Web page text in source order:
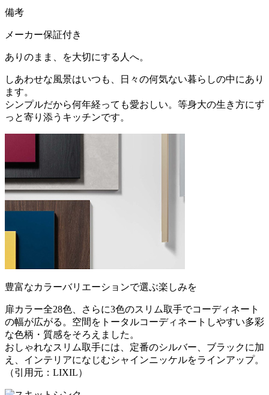
備考
メーカー保証付き
ありのまま、を大切にする人へ。
しあわせな風景はいつも、日々の何気ない暮らしの中にあり
ます。
シンプルだから何年経っても愛おしい。等身大の生き方にず
っと寄り添うキッチンです。
豊富なカラーバリエーションで選ぶ楽しみを
扉カラー全28色、さらに3色のスリム取手でコーディネート
の幅が広がる。空間をトータルコーディネートしやすい多彩
な色柄・質感をそろえました。
おしゃれなスリム取手には、定番のシルバー、ブラックに加
え、インテリアになじむシャインニッケルをラインアップ。
（引用元：LIXIL）